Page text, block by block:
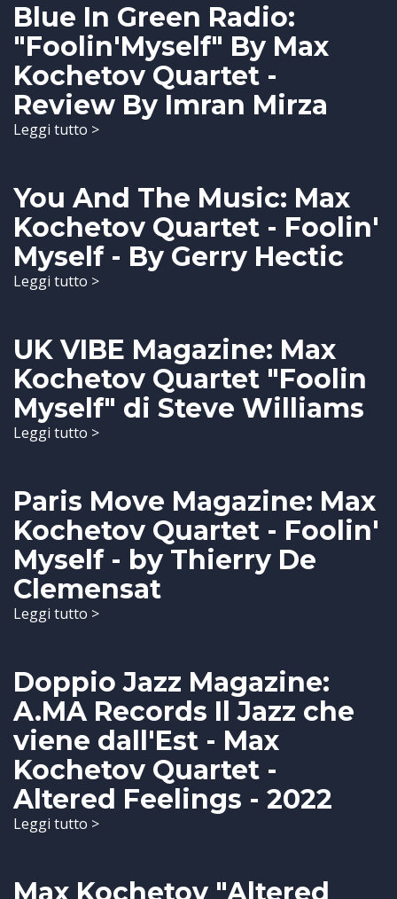
Blue In Green Radio:
"Foolin'Myself" By Max
Kochetov Quartet -
Review By Imran Mirza
Leggi tutto >
You And The Music: Max
Kochetov Quartet - Foolin'
Myself - By Gerry Hectic
Leggi tutto >
UK VIBE Magazine: Max
Kochetov Quartet "Foolin
Myself" di Steve Williams
Leggi tutto >
Paris Move Magazine: Max
Kochetov Quartet - Foolin'
Myself - by Thierry De
Clemensat
Leggi tutto >
Doppio Jazz Magazine:
A.MA Records Il Jazz che
viene dall'Est - Max
Kochetov Quartet -
Altered Feelings - 2022
Leggi tutto >
Max Kochetov "Altered